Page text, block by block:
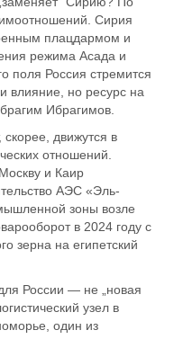
Сирия
плацдармом и
режима Асада и
поля Россия стремится
влияние, но ресурс на
Ибрагимов.
движутся в
отношений.
и Каир
АЭС «Эль-
зоны возле
в 2024 году с
зерна на египетский
России — не „новая
узел в
один из